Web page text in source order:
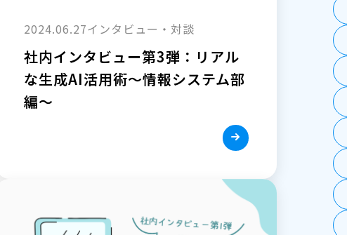
2024.06.27インタビュー・対談
社内インタビュー第3弾：リアル
な生成AI活用術～情報システム部
編～